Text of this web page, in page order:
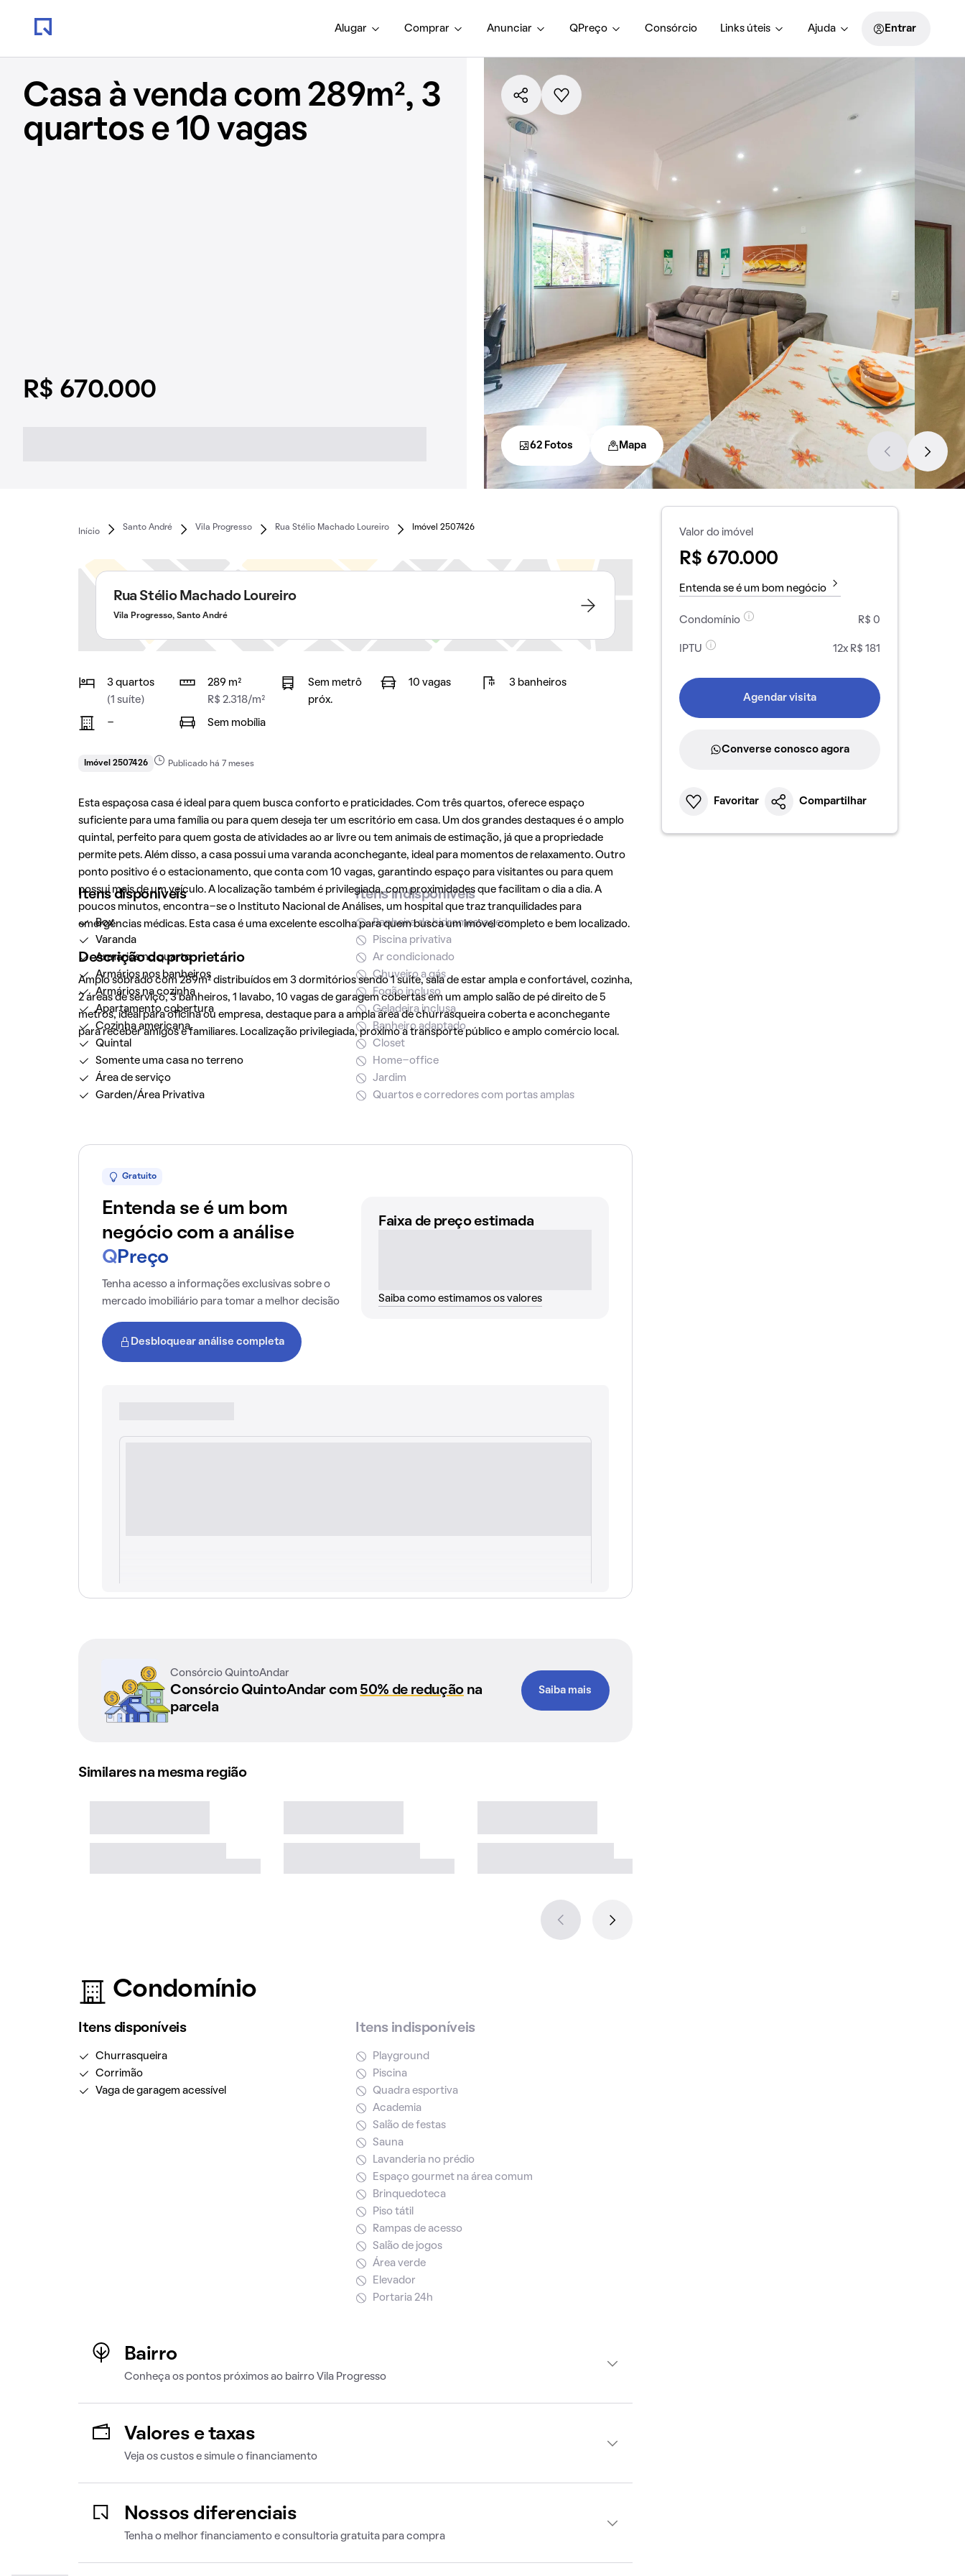
Alugar Comprar Anunciar QPreço Consórcio Links úteis Ajuda Entrar
Casa à venda com 289m², 3
quartos e 10 vagas
R$ 670.000
62 Fotos Mapa
Início
Santo André Vila Progresso Rua Stélio Machado Loureiro Imóvel 2507426
Rua Stélio Machado Loureiro
Vila Progresso, Santo André
3 quartos
(1 suíte)
289 m²
R$ 2.318/m²
Sem metrô
próx.
10 vagas 3 banheiros
- Sem mobília
Imóvel 2507426 Publicado há 7 meses
Esta espaçosa casa é ideal para quem busca conforto e praticidades. Com três quartos, oferece espaço
suficiente para uma família ou para quem deseja ter um escritório em casa. Um dos grandes destaques é o amplo
quintal, perfeito para quem gosta de atividades ao ar livre ou tem animais de estimação, já que a propriedade
permite pets. Além disso, a casa possui uma varanda aconchegante, ideal para momentos de relaxamento. Outro
ponto positivo é o estacionamento, que conta com 10 vagas, garantindo espaço para visitantes ou para quem
possui mais de um veículo. A localização também é privilegiada, com proximidades que facilitam o dia a dia. A
poucos minutos, encontra-se o Instituto Nacional de Análises, um hospital que traz tranquilidades para
emergências médicas. Esta casa é uma excelente escolha para quem busca um imóvel completo e bem localizado.
Descrição do proprietário
Amplo sobrado com 289m² distribuídos em 3 dormitórios sendo 1 suíte, sala de estar ampla e confortável, cozinha,
2 áreas de serviço, 3 banheiros, 1 lavabo, 10 vagas de garagem cobertas em um amplo salão de pé direito de 5
metros, ideal para oficina ou empresa, destaque para a ampla área de churrasqueira coberta e aconchegante
para receber amigos e familiares. Localização privilegiada, proxímo a transporte público e amplo comércio local.
Itens disponíveis
Box
Varanda
Armários no quarto
Armários nos banheiros
Armários na cozinha
Apartamento cobertura
Cozinha americana
Quintal
Somente uma casa no terreno
Área de serviço
Garden/Área Privativa
Itens indisponíveis
Banheira de hidromassagem
Piscina privativa
Ar condicionado
Chuveiro a gás
Fogão incluso
Geladeira inclusa
Banheiro adaptado
Closet
Home-office
Jardim
Quartos e corredores com portas amplas
Gratuito
Entenda se é um bom
negócio com a análise
Q Preço
Tenha acesso a informações exclusivas sobre o
mercado imobiliário para tomar a melhor decisão
Desbloquear análise completa
Faixa de preço estimada
Saiba como estimamos os valores
Consórcio QuintoAndar
Consórcio QuintoAndar com 50% de reduçãona
parcela
Saiba mais
Similares na mesma região
Condomínio
Itens disponíveis
Churrasqueira
Corrimão
Vaga de garagem acessível
Itens indisponíveis
Playground
Piscina
Quadra esportiva
Academia
Salão de festas
Sauna
Lavanderia no prédio
Espaço gourmet na área comum
Brinquedoteca
Piso tátil
Rampas de acesso
Salão de jogos
Área verde
Elevador
Portaria 24h
Bairro
Conheça os pontos próximos ao bairro Vila Progresso
Valores e taxas
Veja os custos e simule o financiamento
Nossos diferenciais
Tenha o melhor financiamento e consultoria gratuita para compra
Valor do imóvel
R$ 670.000
Entenda se é um bom negócio
Condomínio R$ 0
IPTU 12x R$ 181
Agendar visita
Converse conosco agora
Favoritar Compartilhar